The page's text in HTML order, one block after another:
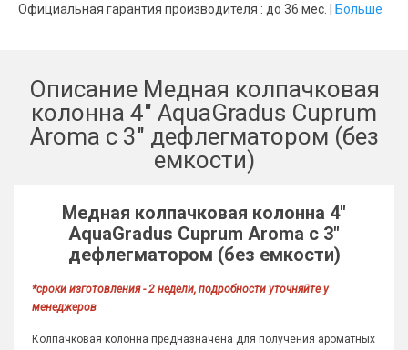
Официальная гарантия производителя : до 36 мес. |
Больше
Описание Медная колпачковая
колонна 4" AquaGradus Cuprum
Aroma с 3" дефлегматором (без
емкости)
Медная колпачковая колонна 4"
AquaGradus Cuprum Aroma с 3"
дефлегматором (без емкости)
*сроки изготовления - 2 недели, подробности уточняйте у
менеджеров
Колпачковая колонна предназначена для получения ароматных